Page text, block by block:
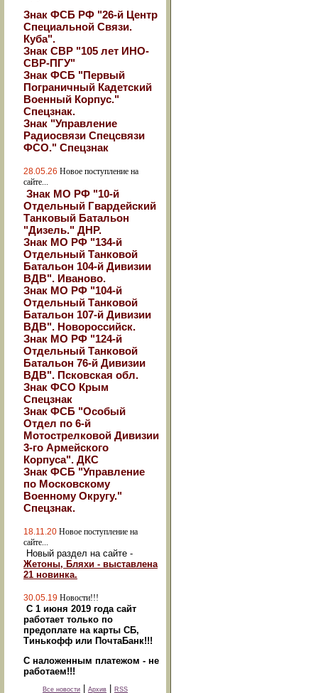
Знак ФСБ РФ "26-й Центр
Специальной Связи.
Куба".
Знак СВР "105 лет ИНО-
СВР-ПГУ"
Знак ФСБ "Первый
Пограничный Кадетский
Военный Корпус."
Спецзнак.
Знак "Управление
Радиосвязи Спецсвязи
ФСО." Спецзнак
28.05.26 Новое поступление на
сайте...
Знак МО РФ "10-й
Отдельный Гвардейский
Танковый Батальон
"Дизель." ДНР.
Знак МО РФ "134-й
Отдельный Танковой
Батальон 104-й Дивизии
ВДВ". Иваново.
Знак МО РФ "104-й
Отдельный Танковой
Батальон 107-й Дивизии
ВДВ". Новороссийск.
Знак МО РФ "124-й
Отдельный Танковой
Батальон 76-й Дивизии
ВДВ". Псковская обл.
Знак ФСО Крым
Спецзнак
Знак ФСБ "Особый
Отдел по 6-й
Мотострелковой Дивизии
3-го Армейского
Корпуса". ДКС
Знак ФСБ "Управление
по Московскому
Военному Округу."
Спецзнак.
18.11.20 Новое поступление на
сайте...
Новый раздел на сайте -
Жетоны, Бляхи - выставлена
21 новинка.
30.05.19 Новости!!!
С 1 июня 2019 года сайт
работает только по
предоплате на карты СБ,
Тинькофф или ПочтаБанк!!!
С наложенным платежом - не
работаем!!!
Все новости Архив RSS